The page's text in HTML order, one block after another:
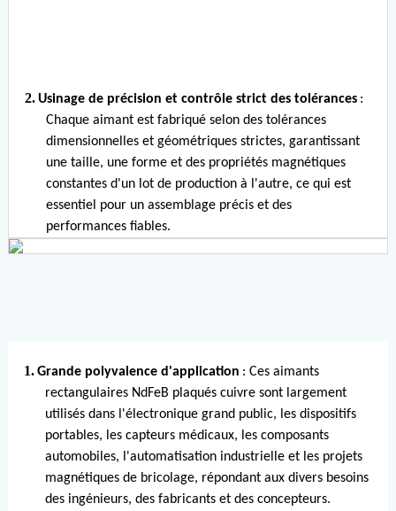
2.Usinage de précision et contrôle strict des tolérances :
Chaque aimant est fabriqué selon des tolérances
dimensionnelles et géométriques strictes, garantissant
une taille, une forme et des propriétés magnétiques
constantes d'un lot de production à l'autre, ce qui est
essentiel pour un assemblage précis et des
performances fiables.
1.Grande polyvalence d'application : Ces aimants
rectangulaires NdFeB plaqués cuivre sont largement
utilisés dans l'électronique grand public, les dispositifs
portables, les capteurs médicaux, les composants
automobiles, l'automatisation industrielle et les projets
magnétiques de bricolage, répondant aux divers besoins
des ingénieurs, des fabricants et des concepteurs.